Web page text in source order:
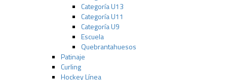
Categoría U13
Categoría U11
Categoría U9
Escuela
Quebrantahuesos
Patinaje
Curling
Hockey Línea